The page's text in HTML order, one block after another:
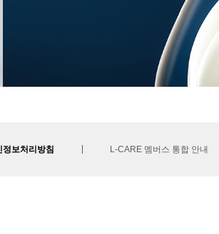
정보처리방침 L-CARE 멤버스 통합 안내